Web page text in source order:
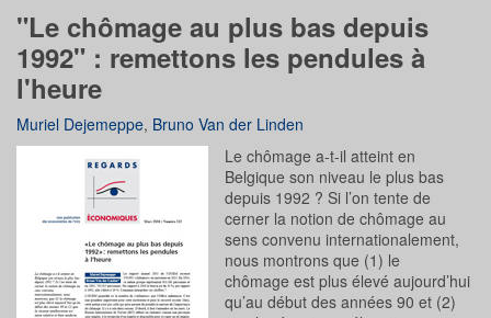
"Le chômage au plus bas depuis
1992" : remettons les pendules à
l'heure
Muriel Dejemeppe, Bruno Van der Linden
Le chômage a-t-il atteint en
Belgique son niveau le plus bas
depuis 1992 ? Si l’on tente de
cerner la notion de chômage au
sens convenu internationalement,
nous montrons que (1) le
chômage est plus élevé aujourd’hui
qu’au début des années 90 et (2)